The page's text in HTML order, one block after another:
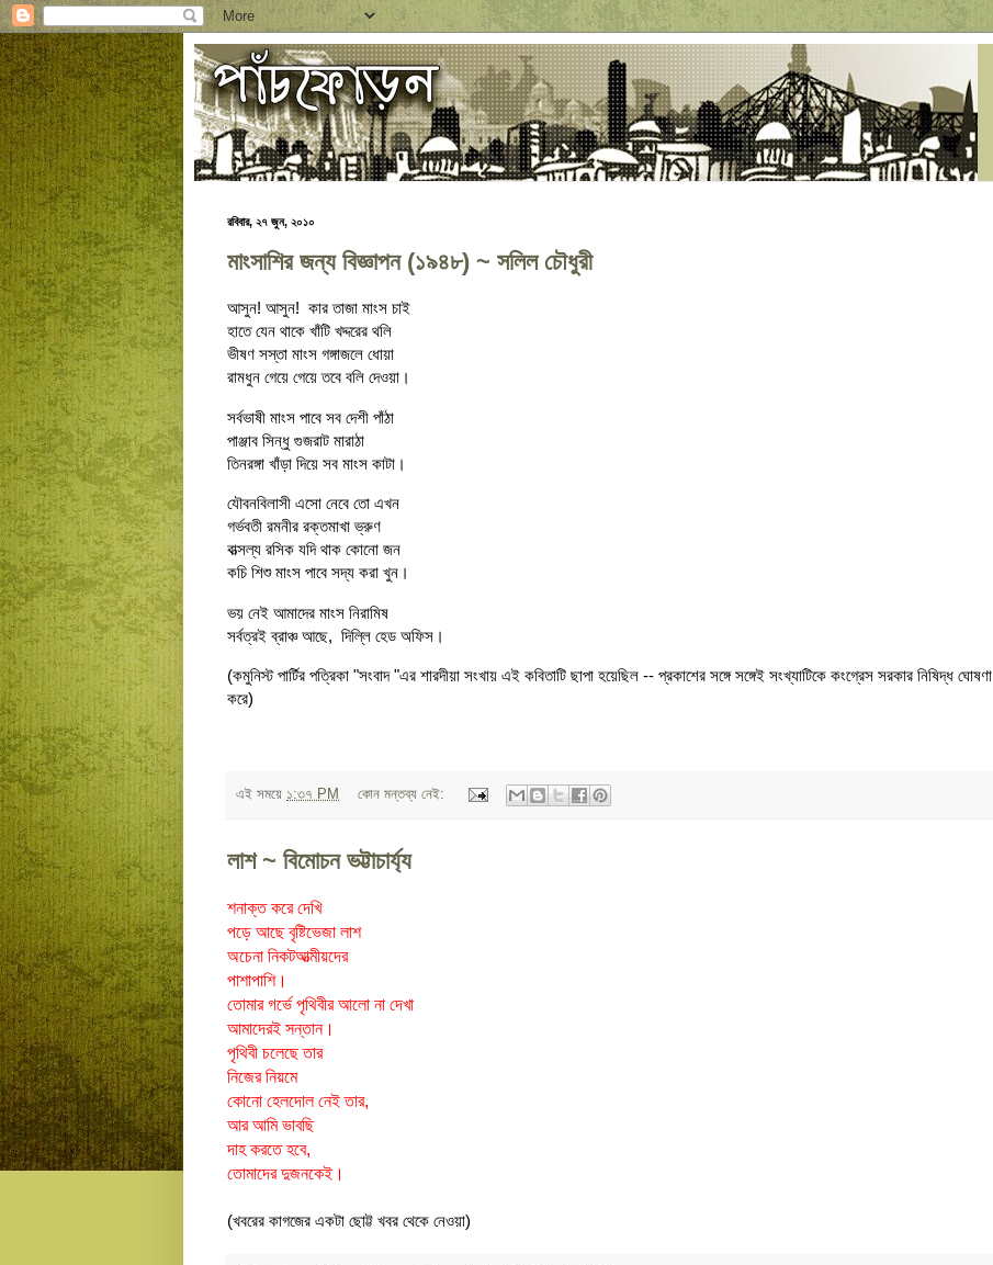
রবিবার, ২৭ জুন, ২০১০
মাংসাশির জন্য বিজ্ঞাপন (১৯৪৮) ~ সলিল চৌধুরী
আসুন! আসুন! কার তাজা মাংস চাই
হাতে যেন থাকে খাঁটি খদ্দরের থলি
ভীষণ সস্তা মাংস গঙ্গাজলে ধোয়া
রামধুন গেয়ে গেয়ে তবে বলি দেওয়া।
সর্বভাষী মাংস পাবে সব দেশী পাঁঠা
পাঞ্জাব সিন্ধু গুজরাট মারাঠা
তিনরঙ্গা খাঁড়া দিয়ে সব মাংস কাটা।
যৌবনবিলাসী এসো নেবে তো এখন
গর্ভবতী রমনীর রক্তমাখা ভ্রুণ
বাত্সল্য রসিক যদি থাক কোনো জন
কচি শিশু মাংস পাবে সদ্য করা খুন।
ভয় নেই আমাদের মাংস নিরামিষ
সর্বত্রই ব্রাঞ্চ আছে, দিল্লি হেড অফিস।
(কমুনিস্ট পার্টির পত্রিকা "সংবাদ "এর শারদীয়া সংখায় এই কবিতাটি ছাপা হয়েছিল -- প্রকাশের সঙ্গে সঙ্গেই সংখ্যাটিকে কংগ্রেস সরকার নিষিদ্ধ ঘোষণা
করে)
এই সময়ে ১:৩৭ PM কোন মন্তব্য নেই:
লাশ ~ বিমোচন ভট্টাচার্য্য
শনাক্ত করে দেখি
পড়ে আছে বৃষ্টিভেজা লাশ
অচেনা নিকটআত্মীয়দের
পাশাপাশি।
তোমার গর্ভে পৃথিবীর আলো না দেখা
আমাদেরই সন্তান।
পৃথিবী চলেছে তার
নিজের নিয়মে
কোনো হেলদোল নেই তার,
আর আমি ভাবছি
দাহ করতে হবে,
তোমাদের দুজনকেই।
(খবরের কাগজের একটা ছোট্ট খবর থেকে নেওয়া)